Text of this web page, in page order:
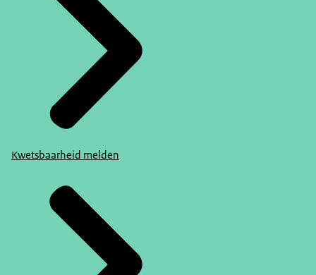
Kwetsbaarheid melden